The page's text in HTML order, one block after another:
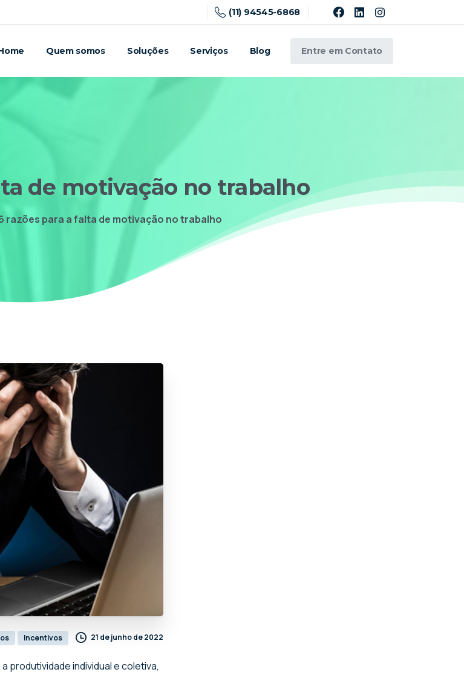
(11) 94545-6868
Quem somos Soluções Serviços Blog Entre em Contato
de motivação no trabalho
razões para a falta de motivação no trabalho
Incentivos 21 de junho de 2022
produtividade individual e coletiva,